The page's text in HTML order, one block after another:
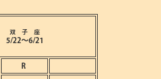
双 子 座
5/22～6/21
R